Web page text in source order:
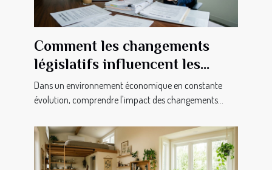
Comment les changements
législatifs influencent les
pratiques commerciales ?
Dans un environnement économique en constante
évolution, comprendre l'impact des changements...